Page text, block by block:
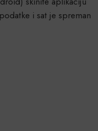
i sat je spreman